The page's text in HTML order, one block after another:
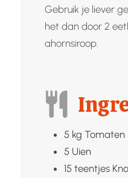
Gebruik je liever
het dan door 2
ahornsiroop.
5 kg Tomaten
5 Uien
15 teentjes